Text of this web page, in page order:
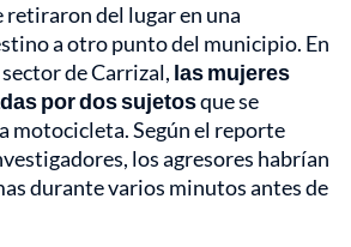
del lugar en una
a otro punto del municipio. En
de Carrizal, las mujeres
por dos sujetosque se
motocicleta. Según el reporte
los agresores habrían
durante varios minutos antes de